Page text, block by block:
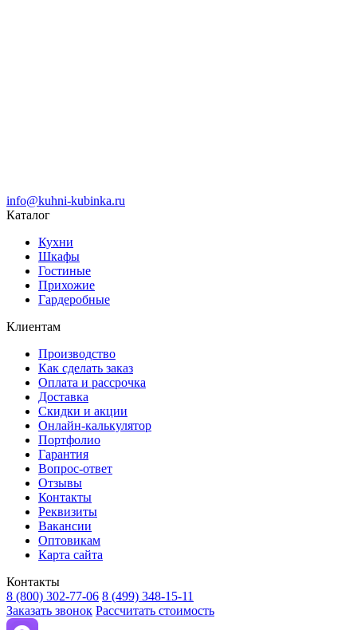
info@kuhni-kubinka.ru
Каталог
Кухни
Шкафы
Гостиные
Прихожие
Гардеробные
Клиентам
Производство
Как сделать заказ
Оплата и рассрочка
Доставка
Скидки и акции
Онлайн-калькулятор
Портфолио
Гарантия
Вопрос-ответ
Отзывы
Контакты
Реквизиты
Вакансии
Оптовикам
Карта сайта
Контакты
8 (800) 302-77-06 8 (499) 348-15-11
Заказать звонок Рассчитать стоимость